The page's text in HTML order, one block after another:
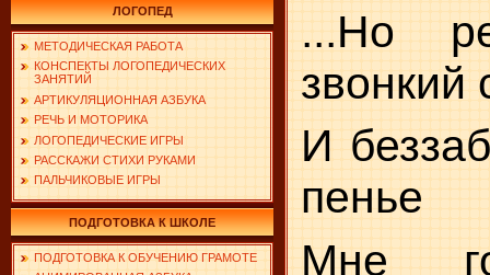
ЛОГОПЕД
МЕТОДИЧЕСКАЯ РАБОТА
КОНСПЕКТЫ ЛОГОПЕДИЧЕСКИХ
ЗАНЯТИЙ
АРТИКУЛЯЦИОННАЯ АЗБУКА
РЕЧЬ И МОТОРИКА
ЛОГОПЕДИЧЕСКИЕ ИГРЫ
РАССКАЖИ СТИХИ РУКАМИ
ПАЛЬЧИКОВЫЕ ИГРЫ
ПОДГОТОВКА К ШКОЛЕ
ПОДГОТОВКА К ОБУЧЕНИЮ ГРАМОТЕ
...Но
звонкий
И
пенье
Мне